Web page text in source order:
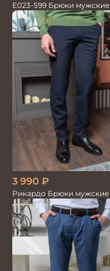
Е023-599 Брюки мужские
3 990 ₽
Рикардо Брюки мужские